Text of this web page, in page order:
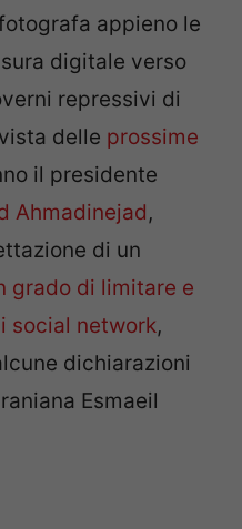
appieno le
digitale verso
repressivi di
delle prossime
il presidente
Ahmadinejad,
di un
grado di limitare e
social network,
dichiarazioni
Esmaeil